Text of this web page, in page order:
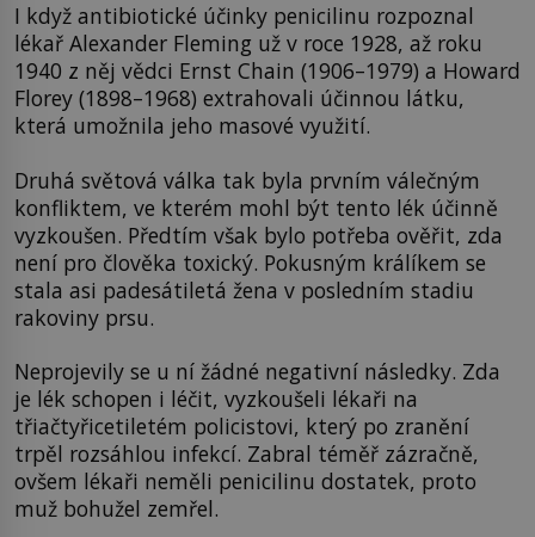
I když antibiotické účinky penicilinu rozpoznal
lékař Alexander Fleming už v roce 1928, až roku
1940 z něj vědci Ernst Chain (1906–1979) a Howard
Florey (1898–1968) extrahovali účinnou látku,
která umožnila jeho masové využití.
Druhá světová válka tak byla prvním válečným
konfliktem, ve kterém mohl být tento lék účinně
vyzkoušen. Předtím však bylo potřeba ověřit, zda
není pro člověka toxický. Pokusným králíkem se
stala asi padesátiletá žena v posledním stadiu
rakoviny prsu.
Neprojevily se u ní žádné negativní následky. Zda
je lék schopen i léčit, vyzkoušeli lékaři na
třiačtyřicetiletém policistovi, který po zranění
trpěl rozsáhlou infekcí. Zabral téměř zázračně,
ovšem lékaři neměli penicilinu dostatek, proto
muž bohužel zemřel.